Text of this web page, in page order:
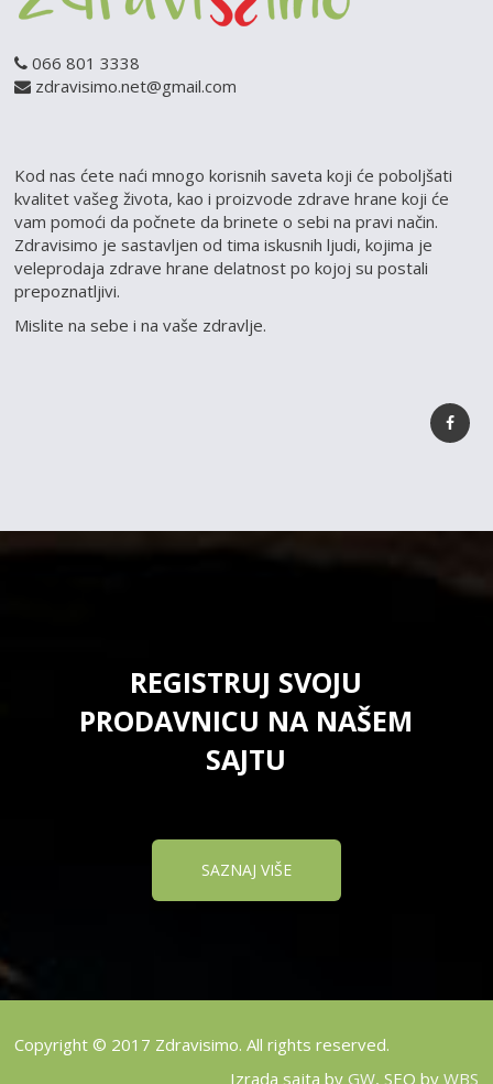
066 801 3338
zdravisimo.net@gmail.com
Kod nas ćete naći mnogo korisnih saveta koji će poboljšati
kvalitet vašeg života, kao i proizvode zdrave hrane koji će
vam pomoći da počnete da brinete o sebi na pravi način.
Zdravisimo je sastavljen od tima iskusnih ljudi, kojima je
veleprodaja zdrave hrane delatnost po kojoj su postali
prepoznatljivi.
Mislite na sebe i na vaše zdravlje.
REGISTRUJ SVOJU
PRODAVNICU NA NAŠEM
SAJTU
SAZNAJ VIŠE
Copyright © 2017 Zdravisimo. All rights reserved.
Izrada sajta by GW, SEO by WBS